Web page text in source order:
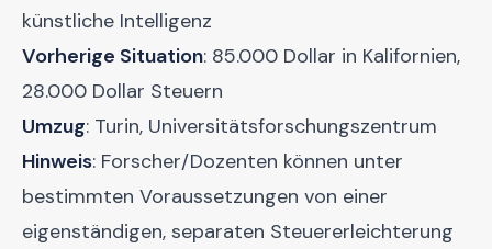
künstliche Intelligenz
Vorherige Situation: 85.000 Dollar in Kalifornien,
28.000 Dollar Steuern
Umzug: Turin, Universitätsforschungszentrum
Hinweis: Forscher/Dozenten können unter
bestimmten Voraussetzungen von einer
eigenständigen, separaten Steuererleichterung